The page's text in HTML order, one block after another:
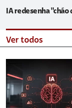
IA redesenha
Ver todos